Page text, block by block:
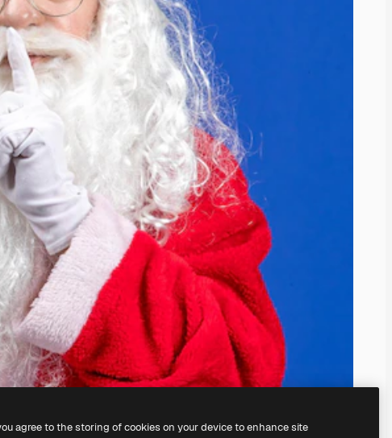
agree to the storing of cookies on your device to enhance site